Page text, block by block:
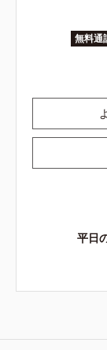
無料通
平日